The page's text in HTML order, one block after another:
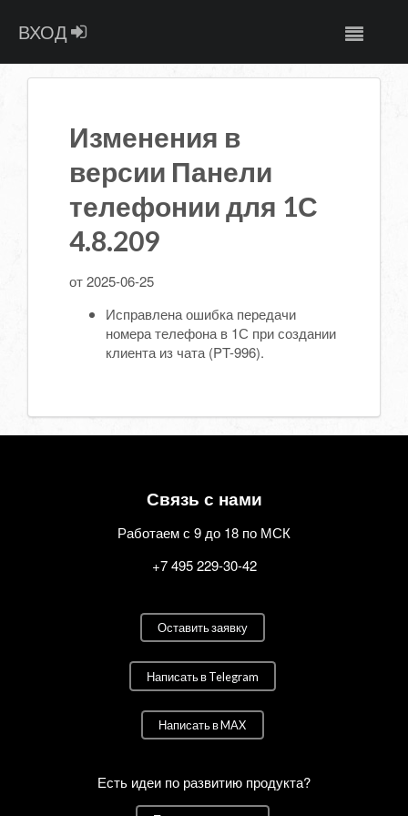
ВХОД
Изменения в
версии Панели
телефонии для 1С
4.8.209
от 2025-06-25
Исправлена ошибка передачи
номера телефона в 1С при создании
клиента из чата (PT-996).
Связь с нами
Работаем с 9 до 18 по МСК
+7 495 229-30-42
Оставить заявку
Написать в Telegram
Написать в MAX
Есть идеи по развитию продукта?